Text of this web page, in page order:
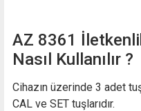
AZ 8361
Nasıl Kullanılır ?
Cihazın üzerinde 3 adet
CAL ve SET tuşlarıdır.